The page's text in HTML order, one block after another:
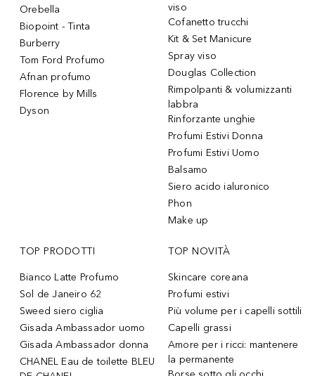
Orebella
Biopoint - Tinta
Burberry
Tom Ford Profumo
Afnan profumo
Florence by Mills
Dyson
viso
Cofanetto trucchi
Kit & Set Manicure
Spray viso
Douglas Collection
Rimpolpanti & volumizzanti
labbra
Rinforzante unghie
Profumi Estivi Donna
Profumi Estivi Uomo
Balsamo
Siero acido ialuronico
Phon
Make up
TOP PRODOTTI
Bianco Latte Profumo
Sol de Janeiro 62
Sweed siero ciglia
Gisada Ambassador uomo
Gisada Ambassador donna
CHANEL Eau de toilette BLEU
TOP NOVITÀ
Skincare coreana
Profumi estivi
Più volume per i capelli sottili
Capelli grassi
Amore per i ricci: mantenere
la permanente